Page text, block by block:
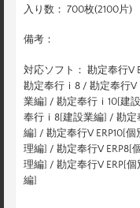
入り数： 700枚(2100片)
備考：
対応ソフト： 勘定奉行V
勘定奉行ｉ8 / 勘定奉行V
業編] / 勘定奉行ｉ10[建
奉行ｉ8[建設業編] / 勘定
編] / 勘定奉行V ERP10[
理編] / 勘定奉行V ERP8[
理編] / 勘定奉行V ERP[
編]